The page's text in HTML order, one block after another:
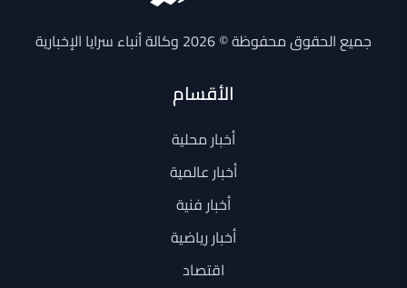
جميع الحقوق محفوظة © 2026 وكالة أنباء سرايا الإخبارية
الأقسام
أخبار محلية
أخبار عالمية
أخبار فنية
أخبار رياضية
اقتصاد